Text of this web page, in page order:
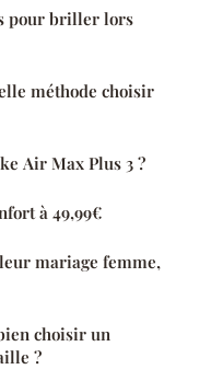
pour briller lors
méthode choisir
Air Max Plus 3 ?
à 49,99€
mariage femme,
choisir un
?